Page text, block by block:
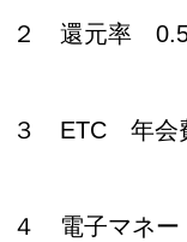
２ 還元率
３ ETC 年会
４ 電子マネー